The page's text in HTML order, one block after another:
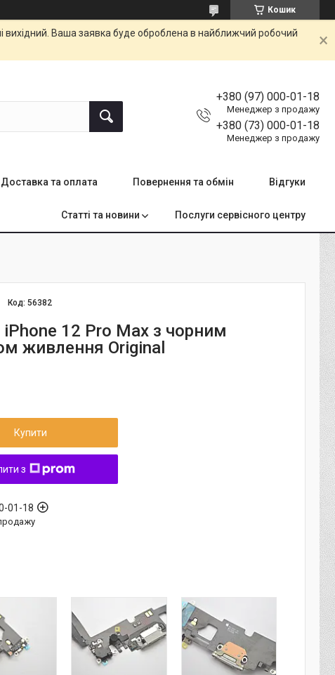
Кошик
вихідний. Ваша заявка буде оброблена в найближчий робочий
+380 (97) 000-01-18
Менеджер з продажу
+380 (73) 000-01-18
Менеджер з продажу
Доставка та оплата Повернення та обмін Відгуки
Статті та новини Послуги сервісного центру
Код:56382
12 Pro Max з чорним
живлення Original
Купити
з
01-18